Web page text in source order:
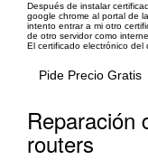
Después de instalar
google chrome al portal de
intento entrar a mi otro
de otro servidor como
El certificado electrónico del
Pide Precio Gratis
Reparación
routers